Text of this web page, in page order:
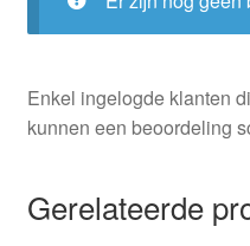
Enkel ingelogde klanten
kunnen een beoordeling
Gerelateerde